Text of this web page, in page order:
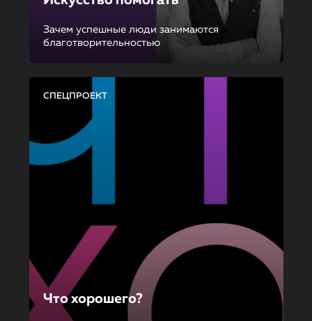
Зачем успешные люди занимаются
благотворительностью
СПЕЦПРОЕКТ
Что хорошего?